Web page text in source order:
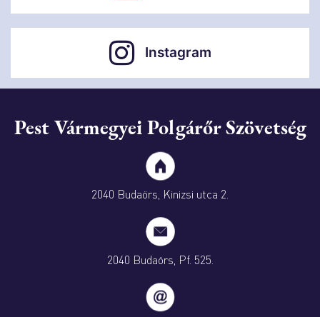
Instagram
Pest Vármegyei Polgárőr Szövetség
2040 Budaörs, Kinizsi utca 2.
2040 Budaörs, Pf. 525.